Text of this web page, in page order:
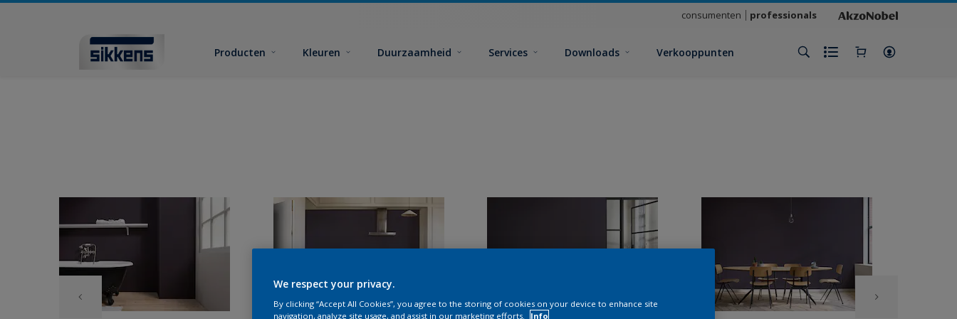
consumenten professionals
Producten Kleuren Duurzaamheid Services Downloads Verkooppunten
We respect your privacy.
By clicking “Accept All Cookies”, you agree to the storing of cookies on your device to enhance site
navigation, analyze site usage, and assist in our marketing efforts.
Info